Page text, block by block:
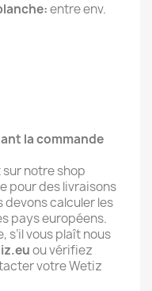
entre env.
la commande
notre shop
pour des livraisons
devons calculer les
pays européens.
s’il vous plaît nous
ou vérifiez
votre Wetiz